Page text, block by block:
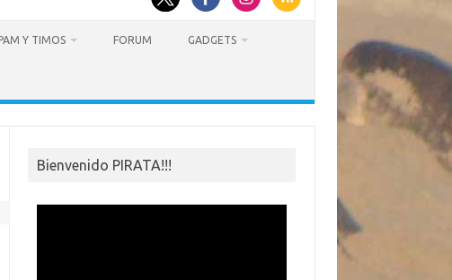
Y TIMOS FORUM GADGETS
Bienvenido PIRATA!!!